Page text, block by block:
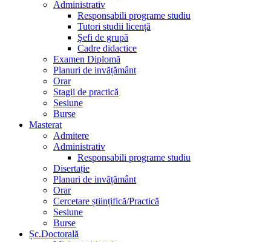
Administrativ
Responsabili programe studiu
Tutori studii licență
Şefi de grupă
Cadre didactice
Examen Diplomă
Planuri de invățământ
Orar
Stagii de practică
Sesiune
Burse
Masterat
Admitere
Administrativ
Responsabili programe studiu
Disertație
Planuri de invățământ
Orar
Cercetare științifică/Practică
Sesiune
Burse
Șc.Doctorală